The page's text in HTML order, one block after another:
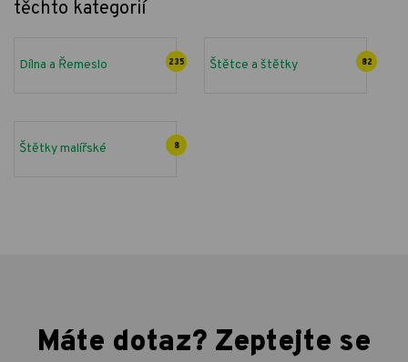
těchto kategorií
Dílna a Řemeslo 235 Štětce a štětky 82
Štětky malířské 8
Máte dotaz? Zeptejte se